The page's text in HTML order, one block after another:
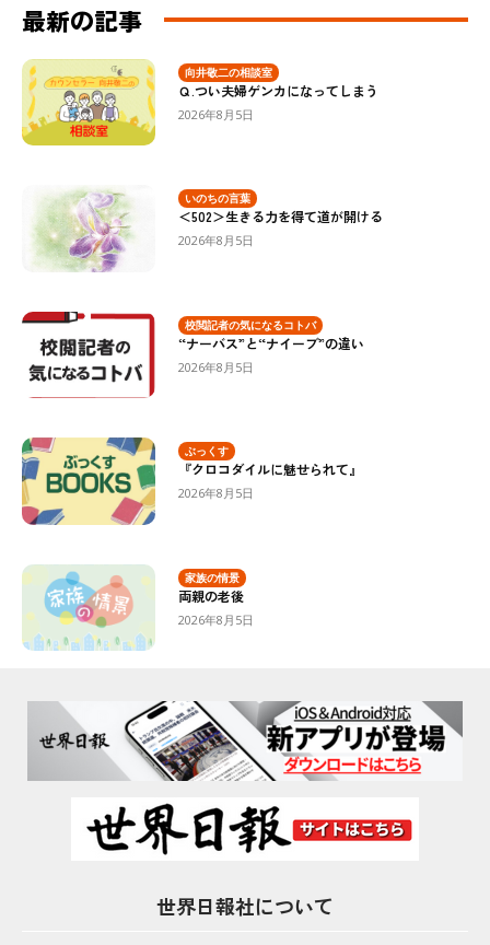
最新の記事
向井敬二の相談室
Ｑ.つい夫婦ゲンカになってしまう
2026年8月5日
いのちの言葉
＜502＞生きる力を得て道が開ける
2026年8月5日
校閲記者の気になるコトバ
“ナーバス”と“ナイーブ”の違い
2026年8月5日
ぶっくす
『クロコダイルに魅せられて』
2026年8月5日
家族の情景
両親の老後
2026年8月5日
世界日報社について